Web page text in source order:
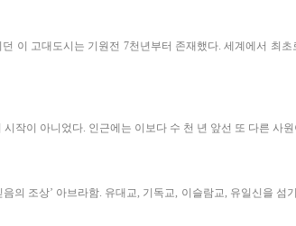
이 고대도시는 기원전 7천년부터 존재했다. 세계에서 최
작이 아니었다. 인근에는 이보다 수 천 년 앞선 또 다른 사
의 조상’ 아브라함. 유대교, 기독교, 이슬람교, 유일신을 섬